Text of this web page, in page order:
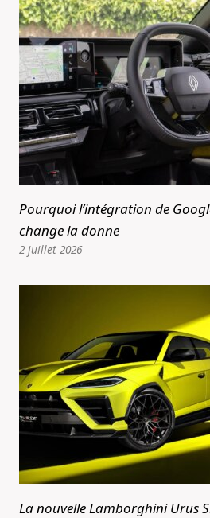
Pourquoi l’intégration de
change la donne
2 juillet 2026
La nouvelle Lamborghini Urus